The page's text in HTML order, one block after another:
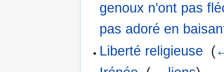
genoux n'ont pas
pas adoré en
Liberté religieuse (